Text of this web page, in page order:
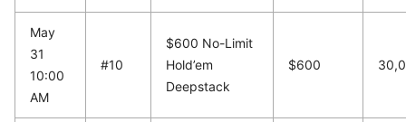
May
31
10:00
AM
#10
$600 No-Limit
Hold’em
Deepstack
$600